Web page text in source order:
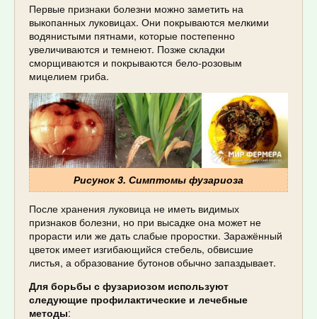
Первые признаки болезни можно заметить на
выкопанных луковицах. Они покрываются мелкими
водянистыми пятнами, которые постепенно
увеличиваются и темнеют. Позже складки
сморщиваются и покрываются бело-розовым
мицелием гриба.
Рисунок 3. Симптомы фузариоза
После хранения луковица не иметь видимых
признаков болезни, но при высадке она может не
прорасти или же дать слабые проростки. Заражённый
цветок имеет изгибающийся стебель, обвисшие
листья, а образование бутонов обычно запаздывает.
Для борьбы с фузариозом используют
следующие профилактические и лечебные
методы: